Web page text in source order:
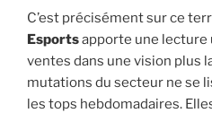
C’est précisément sur ce
Esportsapporte une lecture
ventes dans une vision plus
mutations du secteur ne se
les tops hebdomadaires.